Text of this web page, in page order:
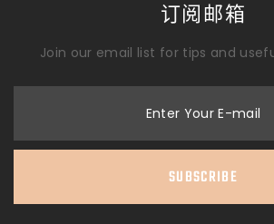
订阅邮箱
Join our email list for tips and
Enter Your E-mail
SUBSCRIBE